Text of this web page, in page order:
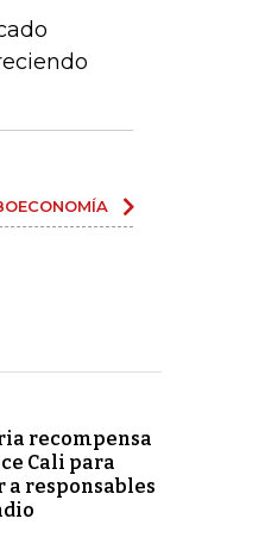
recompensa
Cali para
a responsables